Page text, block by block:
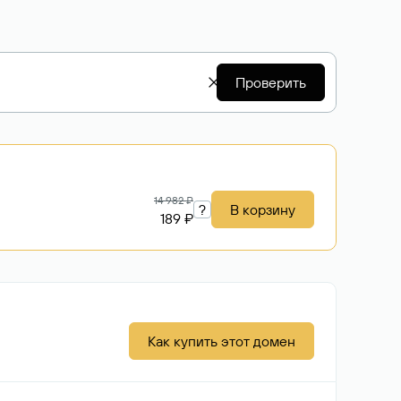
Проверить
14 982 ₽
189 ₽ ? В корзину
Как купить этот домен